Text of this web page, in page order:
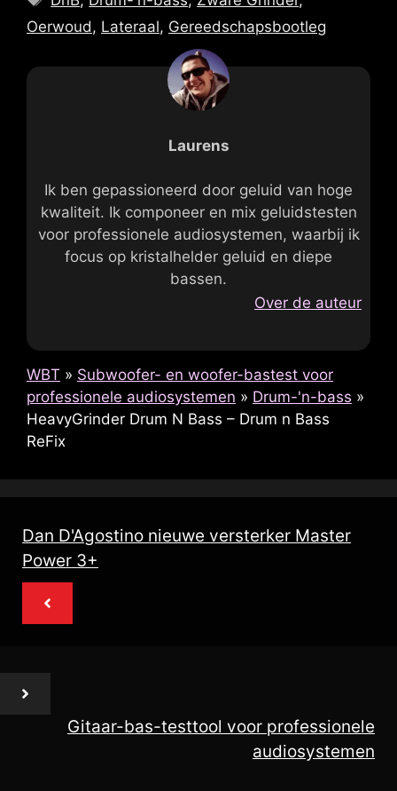
Oerwoud, Lateraal, Gereedschapsbootleg
Laurens
Ik ben gepassioneerd door geluid van hoge
kwaliteit. Ik componeer en mix geluidstesten
voor professionele audiosystemen, waarbij ik
focus op kristalhelder geluid en diepe
bassen.
Over de auteur
WBT » Subwoofer- en woofer-bastest voor
professionele audiosystemen » Drum-'n-bass »
HeavyGrinder Drum N Bass – Drum n Bass
ReFix
Dan D'Agostino nieuwe versterker Master
Power 3+
Gitaar-bas-testtool voor professionele
audiosystemen